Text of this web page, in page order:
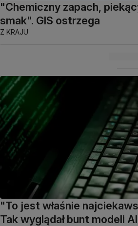
"Chemiczny zapach,
smak". GIS ostrzega
Z KRAJU
"To jest właśnie
Tak wyglądał bunt modeli AI